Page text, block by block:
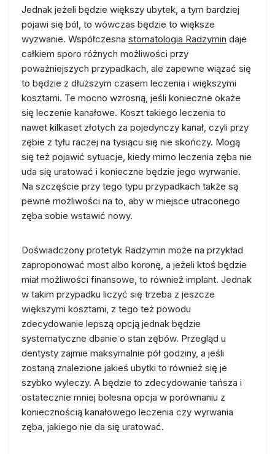
Jednak jeżeli będzie większy ubytek, a tym bardziej
pojawi się ból, to wówczas będzie to większe
wyzwanie. Współczesna stomatologia Radzymin daje
całkiem sporo różnych możliwości przy
poważniejszych przypadkach, ale zapewne wiązać się
to będzie z dłuższym czasem leczenia i większymi
kosztami. Te mocno wzrosną, jeśli konieczne okaże
się leczenie kanałowe. Koszt takiego leczenia to
nawet kilkaset złotych za pojedynczy kanał, czyli przy
zębie z tyłu raczej na tysiącu się nie skończy. Mogą
się też pojawić sytuacje, kiedy mimo leczenia zęba nie
uda się uratować i konieczne będzie jego wyrwanie.
Na szczęście przy tego typu przypadkach także są
pewne możliwości na to, aby w miejsce utraconego
zęba sobie wstawić nowy.
Doświadczony protetyk Radzymin może na przykład
zaproponować most albo koronę, a jeżeli ktoś będzie
miał możliwości finansowe, to również implant. Jednak
w takim przypadku liczyć się trzeba z jeszcze
większymi kosztami, z tego też powodu
zdecydowanie lepszą opcją jednak będzie
systematyczne dbanie o stan zębów. Przegląd u
dentysty zajmie maksymalnie pół godziny, a jeśli
zostaną znalezione jakieś ubytki to również się je
szybko wyleczy. A będzie to zdecydowanie tańsza i
ostatecznie mniej bolesna opcja w porównaniu z
koniecznością kanałowego leczenia czy wyrwania
zęba, jakiego nie da się uratować.